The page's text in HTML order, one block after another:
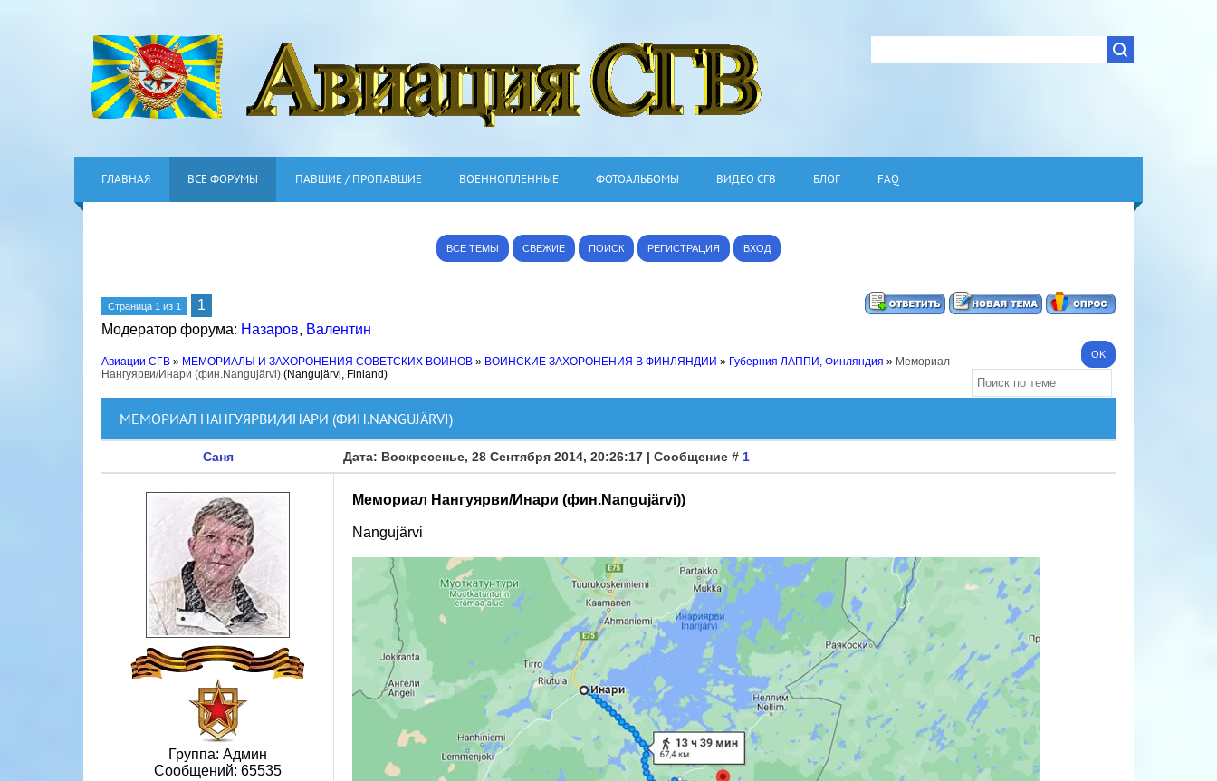
ГЛАВНАЯ ВСЕ ФОРУМЫ ПАВШИЕ / ПРОПАВШИЕ ВОЕННОПЛЕННЫЕ ФОТОАЛЬБОМЫ ВИДЕО СГВ БЛОГ FAQ
ВСЕ ТЕМЫ СВЕЖИЕ ПОИСК РЕГИСТРАЦИЯ ВХОД
Страница 1 из 1
1
Модератор форума: Назаров, Валентин
Авиации СГВ » МЕМОРИАЛЫ И ЗАХОРОНЕНИЯ СОВЕТСКИХ ВОИНОВ » ВОИНСКИЕ ЗАХОРОНЕНИЯ В ФИНЛЯНДИИ » Губерния ЛАППИ, Финляндия » Мемориал
Нангуярви/Инари (фин.Nangujärvi) (Nangujärvi, Finland)
МЕМОРИАЛ НАНГУЯРВИ/ИНАРИ (ФИН.NANGUJÄRVI)
Саня Дата: Воскресенье, 28 Сентября 2014, 20:26:17 | Сообщение # 1
Группа: Админ
Сообщений: 65535
Мемориал Нангуярви/Инари (фин.Nangujärvi))
Nangujärvi